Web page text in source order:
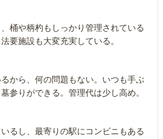
桶や柄杓もしっかり管理されている
要施設も大変充実している。
から、何の問題もない。いつも手ぶ
参りができる。管理代は少し高め。
るし、最寄りの駅にコンビニもある